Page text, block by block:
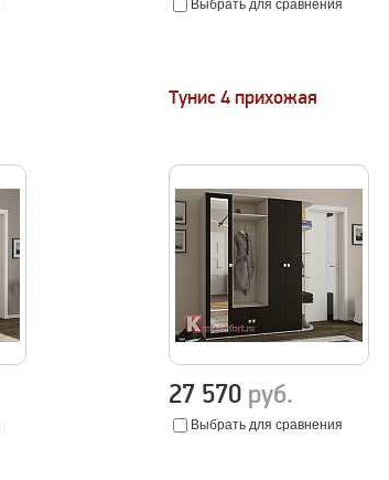
Выбрать для сравнения
Тунис 4 прихожая
27 570 руб.
Выбрать для сравнения